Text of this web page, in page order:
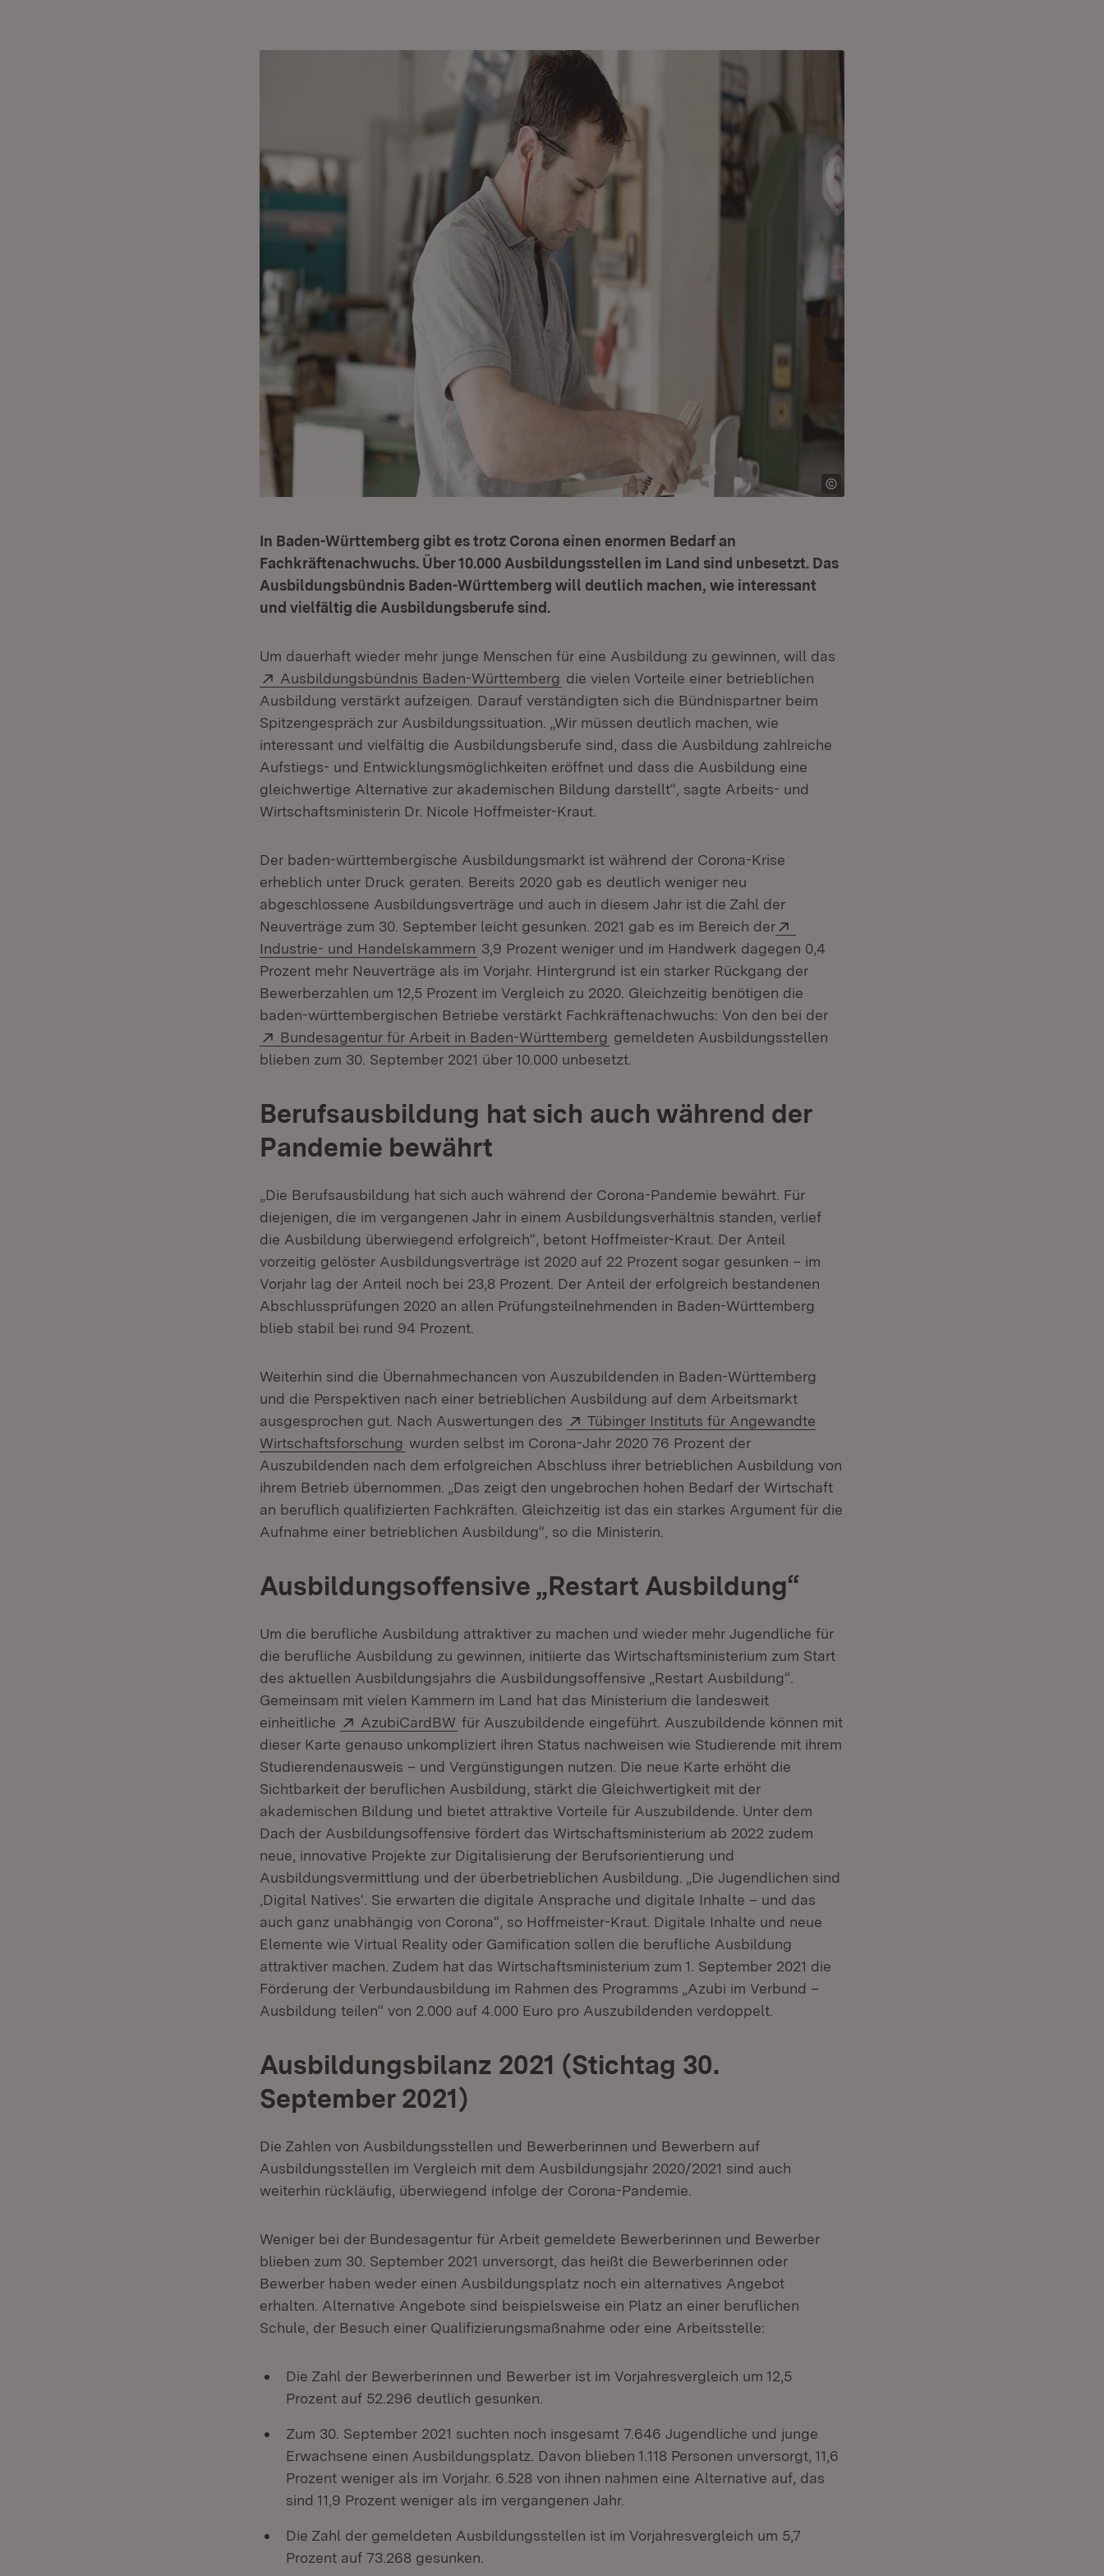
In Baden-Württemberg gibt es trotz Corona einen enormen Bedarf an
Fachkräftenachwuchs. Über10.000 Ausbildungsstellen im Land sind unbesetzt. Das
Ausbildungsbündnis Baden-Württemberg will deutlich machen, wie interessant
und vielfältig die Ausbildungsberufe sind.
Um dauerhaft wieder mehr junge Menschen für eine Ausbildung zu gewinnen, will das
Extern:
Ausbildungsbündnis Baden-Württemberg (Öffnet in neuem Fenster)
die vielen Vorteile einer betrieblichen
Ausbildung verstärkt aufzeigen. Darauf verständigten sich die Bündnispartner beim
Spitzengespräch zur Ausbildungssituation. „Wir müssen deutlich machen, wie
interessant und vielfältig die Ausbildungsberufe sind, dass die Ausbildung zahlreiche
Aufstiegs- und Entwicklungsmöglichkeiten eröffnet und dass die Ausbildung eine
gleichwertige Alternative zur akademischen Bildung darstellt“, sagte Arbeits- und
Wirtschaftsministerin Dr. Nicole Hoffmeister-Kraut.
Der baden-württembergische Ausbildungsmarkt ist während der Corona-Krise
erheblich unter Druck geraten. Bereits 2020 gab es deutlich weniger neu
abgeschlossene Ausbildungsverträge und auch in diesem Jahr ist die Zahl der
Neuverträge zum 30. September leicht gesunken. 2021 gab es im Bereich der
Industrie- und Handelskammern (Öffnet in neuem Fenster)
3,9 Prozent weniger und im Handwerk dagegen 0,4
Prozent mehr Neuverträge als im Vorjahr. Hintergrund ist ein starker Rückgang der
Bewerberzahlen um 12,5 Prozent im Vergleich zu 2020. Gleichzeitig benötigen die
baden-württembergischen Betriebe verstärkt Fachkräftenachwuchs: Von den bei der
Extern:
Bundesagentur für Arbeit in Baden-Württemberg (Öffnet in neuem Fenster)
gemeldeten Ausbildungsstellen
blieben zum 30. September 2021 über 10.000 unbesetzt.
Berufsausbildung hat sich auch während der
Pandemie bewährt
„Die Berufsausbildung hat sich auch während der Corona-Pandemie bewährt. Für
diejenigen, die im vergangenen Jahr in einem Ausbildungsverhältnis standen, verlief
die Ausbildung überwiegend erfolgreich“, betont Hoffmeister-Kraut. Der Anteil
vorzeitig gelöster Ausbildungsverträge ist 2020 auf 22 Prozent sogar gesunken – im
Vorjahr lag der Anteil noch bei 23,8 Prozent. Der Anteil der erfolgreich bestandenen
Abschlussprüfungen 2020 an allen Prüfungsteilnehmenden in Baden-Württemberg
blieb stabil bei rund 94 Prozent.
Weiterhin sind die Übernahmechancen von Auszubildenden in Baden-Württemberg
und die Perspektiven nach einer betrieblichen Ausbildung auf dem Arbeitsmarkt
ausgesprochen gut. Nach Auswertungen des
Extern:
Tübinger Instituts für Angewandte
Wirtschaftsforschung (Öffnet in neuem Fenster)
wurden selbst im Corona-Jahr 2020 76 Prozent der
Auszubildenden nach dem erfolgreichen Abschluss ihrer betrieblichen Ausbildung von
ihrem Betrieb übernommen. „Das zeigt den ungebrochen hohen Bedarf der Wirtschaft
an beruflich qualifizierten Fachkräften. Gleichzeitig ist das ein starkes Argument für die
Aufnahme einer betrieblichen Ausbildung“, so die Ministerin.
Ausbildungsoffensive „Restart Ausbildung“
Um die berufliche Ausbildung attraktiver zu machen und wieder mehr Jugendliche für
die berufliche Ausbildung zu gewinnen, initiierte das Wirtschaftsministerium zum Start
des aktuellen Ausbildungsjahrs die Ausbildungsoffensive „Restart Ausbildung“.
Gemeinsam mit vielen Kammern im Land hat das Ministerium die landesweit
einheitliche
Extern:
AzubiCardBW (Öffnet in neuem Fenster)
für Auszubildende eingeführt. Auszubildende können mit
dieser Karte genauso unkompliziert ihren Status nachweisen wie Studierende mit ihrem
Studierendenausweis – und Vergünstigungen nutzen. Die neue Karte erhöht die
Sichtbarkeit der beruflichen Ausbildung, stärkt die Gleichwertigkeit mit der
akademischen Bildung und bietet attraktive Vorteile für Auszubildende. Unter dem
Dach der Ausbildungsoffensive fördert das Wirtschaftsministerium ab 2022 zudem
neue, innovative Projekte zur Digitalisierung der Berufsorientierung und
Ausbildungsvermittlung und der überbetrieblichen Ausbildung. „Die Jugendlichen sind
‚Digital Natives‘. Sie erwarten die digitale Ansprache und digitale Inhalte – und das
auch ganz unabhängig von Corona“, so Hoffmeister-Kraut. Digitale Inhalte und neue
Elemente wie Virtual Reality oder Gamification sollen die berufliche Ausbildung
attraktiver machen. Zudem hat das Wirtschaftsministerium zum 1. September 2021 die
Förderung der Verbundausbildung im Rahmen des Programms „Azubi im Verbund –
Ausbildung teilen“ von 2.000 auf 4.000 Euro pro Auszubildenden verdoppelt.
Ausbildungsbilanz 2021 (Stichtag 30.
September 2021)
Die Zahlen von Ausbildungsstellen und Bewerberinnen und Bewerbern auf
Ausbildungsstellen im Vergleich mit dem Ausbildungsjahr 2020/2021 sind auch
weiterhin rückläufig, überwiegend infolge der Corona-Pandemie.
Weniger bei der Bundesagentur für Arbeit gemeldete Bewerberinnen und Bewerber
blieben zum 30. September 2021 unversorgt, das heißt die Bewerberinnen oder
Bewerber haben weder einen Ausbildungsplatz noch ein alternatives Angebot
erhalten. Alternative Angebote sind beispielsweise ein Platz an einer beruflichen
Schule, der Besuch einer Qualifizierungsmaßnahme oder eine Arbeitsstelle:
Die Zahl der Bewerberinnen und Bewerber ist im Vorjahresvergleich um 12,5
Prozent auf 52.296 deutlich gesunken.
Zum 30. September 2021 suchten noch insgesamt 7.646 Jugendliche und junge
Erwachsene einen Ausbildungsplatz. Davon blieben 1.118 Personen unversorgt, 11,6
Prozent weniger als im Vorjahr. 6.528 von ihnen nahmen eine Alternative auf, das
sind 11,9 Prozent weniger als im vergangenen Jahr.
Die Zahl der gemeldeten Ausbildungsstellen ist im Vorjahresvergleich um 5,7
Prozent auf 73.268 gesunken.